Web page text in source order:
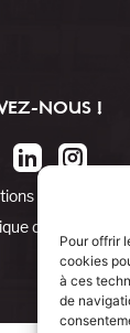
Pour offrir
cookies
à ces
de
NOUS !
légales
de cookies